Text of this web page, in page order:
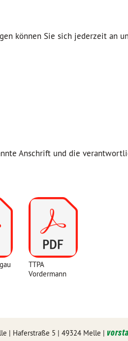
können Sie sich jederzeit an
Anschrift und die
TTPA
Vordermann
| Haferstraße 5 | 49324 Melle |